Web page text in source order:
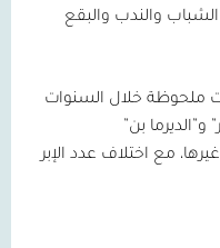
والندب والبقع
ملحوظة خلال السنوات
بن”
مع اختلاف عدد الإبر